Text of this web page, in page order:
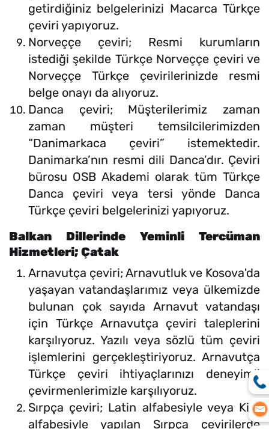
getirdiğiniz belgelerinizi Macarca Türkçe
çeviri yapıyoruz.
Norveççe çeviri; Resmi kurumların
istediği şekilde Türkçe Norveççe çeviri ve
Norveççe Türkçe çevirilerinizde resmi
belge onayı da alıyoruz.
Danca çeviri; Müşterilerimiz zaman
zaman müşteri temsilcilerimizden
“Danimarkaca çeviri” istemektedir.
Danimarka’nın resmi dili Danca’dır. Çeviri
bürosu OSB Akademi olarak tüm Türkçe
Danca çeviri veya tersi yönde Danca
Türkçe çeviri belgelerinizi yapıyoruz.
Balkan Dillerinde Yeminli Tercüman
Hizmetleri; Çatak
Arnavutça çeviri; Arnavutluk ve Kosova'da
yaşayan vatandaşlarımız veya ülkemizde
bulunan çok sayıda Arnavut vatandaşı
için Türkçe Arnavutça çeviri taleplerini
karşılıyoruz. Yazılı veya sözlü tüm çeviri
işlemlerini gerçekleştiriyoruz. Arnavutça
Türkçe çeviri ihtiyaçlarınızı deneyimli
çevirmenlerimizle karşılıyoruz.
Sırpça çeviri; Latin alfabesiyle veya Kiril
alfabesiyle yapılan Sırpça çevirilerde